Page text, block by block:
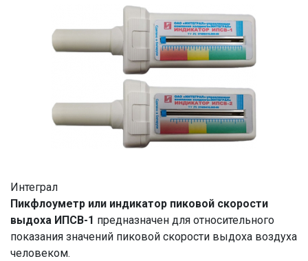
Интеграл
Пикфлоуметр или индикатор пиковой скорости
выдоха ИПСВ-1 предназначен для относительного
показания значений пиковой скорости выдоха воздуха
человеком.